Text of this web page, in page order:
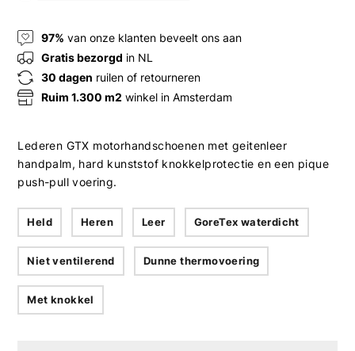
97% van onze klanten beveelt ons aan
Gratis bezorgd in NL
30 dagen ruilen of retourneren
Ruim 1.300 m2 winkel in Amsterdam
Lederen GTX motorhandschoenen met geitenleer
handpalm, hard kunststof knokkelprotectie en een pique
push-pull voering.
Held Heren Leer GoreTex waterdicht
Niet ventilerend Dunne thermovoering
Met knokkel